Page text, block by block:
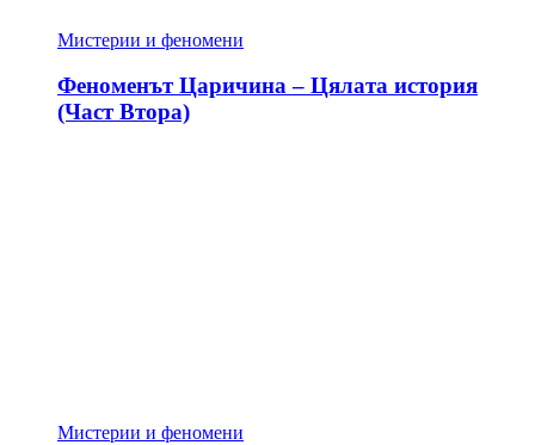
Мистерии и феномени
Феноменът Царичина – Цялата история
(Част Втора)
Мистерии и феномени